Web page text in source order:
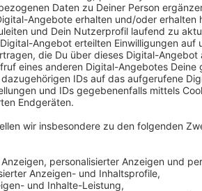
Anzeige
2015 soll die Leverkusenerin mit ihrer
Dort soll sie über eine Heiratsagentur
kommenden IS-Anhänger geheiratet
Bundesanwaltschaft hat die IS-
putzen lassen. Außerdem hatte sie
Gegen die Leverkusenerin wird jetzt
Eigentum und Beihilfe zum Verbrechen
Gefangenschaft geraten und befand